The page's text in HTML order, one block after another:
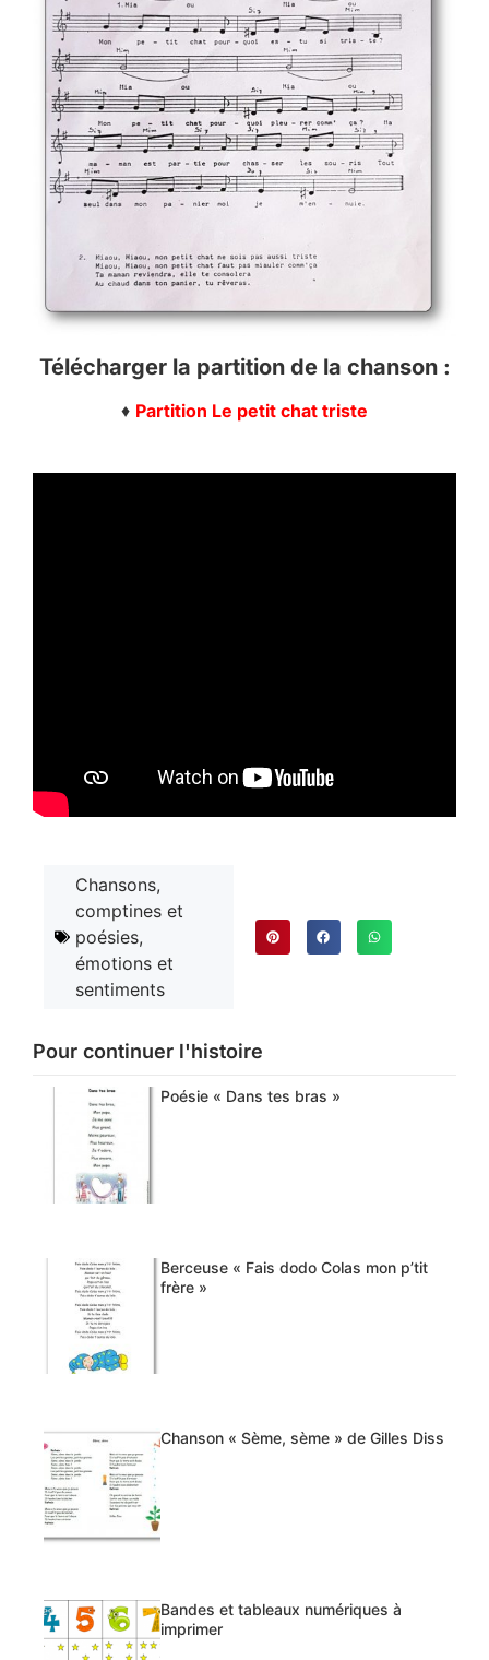
Télécharger la partition de la chanson :
♦ Partition Le petit chat triste
Chansons,
comptines et
poésies,
émotions et
sentiments
Pour continuer l'histoire
Poésie « Dans tes bras »
Berceuse « Fais dodo Colas mon p’tit
frère »
Chanson « Sème, sème » de Gilles Diss
Bandes et tableaux numériques à
imprimer